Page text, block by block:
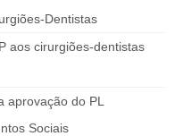
Dentistas
aos cirurgiões-dentistas
aprovação do PL
Sociais